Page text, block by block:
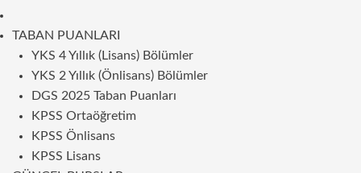
TABAN PUANLARI
YKS 4 Yıllık (Lisans) Bölümler
YKS 2 Yıllık (Önlisans) Bölümler
DGS 2025 Taban Puanları
KPSS Ortaöğretim
KPSS Önlisans
KPSS Lisans